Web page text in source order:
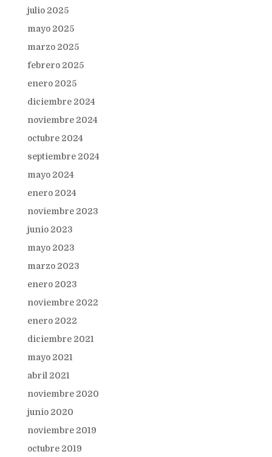
julio 2025
mayo 2025
marzo 2025
febrero 2025
enero 2025
diciembre 2024
noviembre 2024
octubre 2024
septiembre 2024
mayo 2024
enero 2024
noviembre 2023
junio 2023
mayo 2023
marzo 2023
enero 2023
noviembre 2022
enero 2022
diciembre 2021
mayo 2021
abril 2021
noviembre 2020
junio 2020
noviembre 2019
octubre 2019